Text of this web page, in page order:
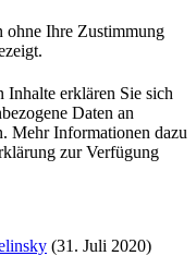
ohne Ihre Zustimmung
erklären Sie sich
Daten an
Mehr Informationen dazu
zur Verfügung
(31. Juli 2020)